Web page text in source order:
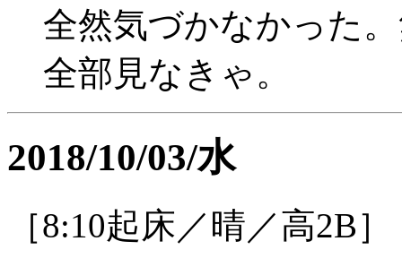
全然気づかなかった
全部見なきゃ。
2018/10/03/水
［8:10起床／晴／高2B］